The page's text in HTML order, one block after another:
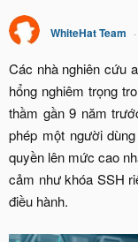
WhiteHat Team
Các nhà nghiên cứu
hổng nghiêm trọng
thầm gần 9 năm
phép một người
quyền lên mức cao
cảm như khóa SSH
điều hành.